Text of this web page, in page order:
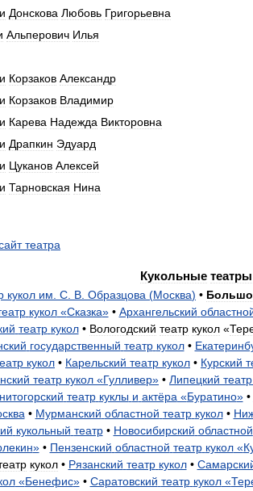
Донскова Любовь Григорьевна
Альперович Илья
Корзаков Александр
Корзаков Владимир
Карева Надежда Викторовна
Драпкин Эдуард
Цуканов Алексей
Тарновская Нина
театра
Кукольные театры
кукол им С В Образцова (Москва) •
кукол«Сказка»• Архангельский
театр кукол• Вологодский театр кукол«
государственный театр кукол•
кукол • Карельский театр кукол • Курский
театр кукол «Гулливер» • Липецкий театр
театр куклы и актёра «Буратино»•
• Мурманский областной театр кукол•
кукольный театр• Новосибирский областной
»• Пензенский областной театр кукол«
кукол• Рязанский театр кукол•
«Бенефис»• Саратовский театр кукол«